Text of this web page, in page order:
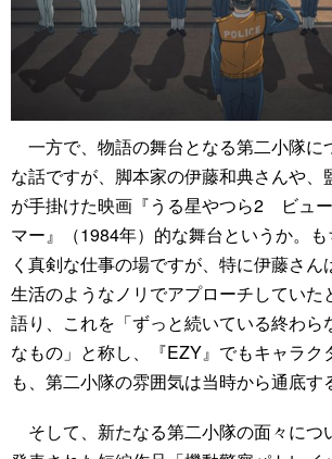
一方で、物語の舞台となる第二小隊に
な話ですが、脚本家の伊藤和典さんや、
が手掛けた映画『うる星やつら2 ビュ
マー』（1984年）的な舞台というか。
く真剣な仕事の場ですが、特に伊藤さん
生活のようなノリでアプローチしていた
語り、これを「ずっと続いている終わら
なもの」と称し、『EZY』でもキャラク
も、第二小隊の雰囲気は当時から通底す
そして、新たなる第二小隊の面々につ